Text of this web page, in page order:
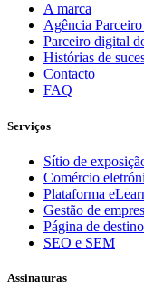
A marca
Agência
Parceiro digital
Histórias de
Contacto
FAQ
Serviços
Sítio de
Comércio
Plataforma
Gestão de
Página de destino
SEO e SEM
Assinaturas